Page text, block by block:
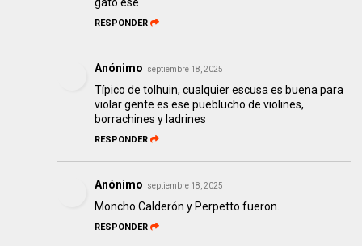
gato ese
RESPONDER
Anónimo septiembre 18, 2025
Típico de tolhuin, cualquier escusa es buena para
violar gente es ese pueblucho de violines,
borrachines y ladrines
RESPONDER
Anónimo septiembre 18, 2025
Moncho Calderón y Perpetto fueron.
RESPONDER